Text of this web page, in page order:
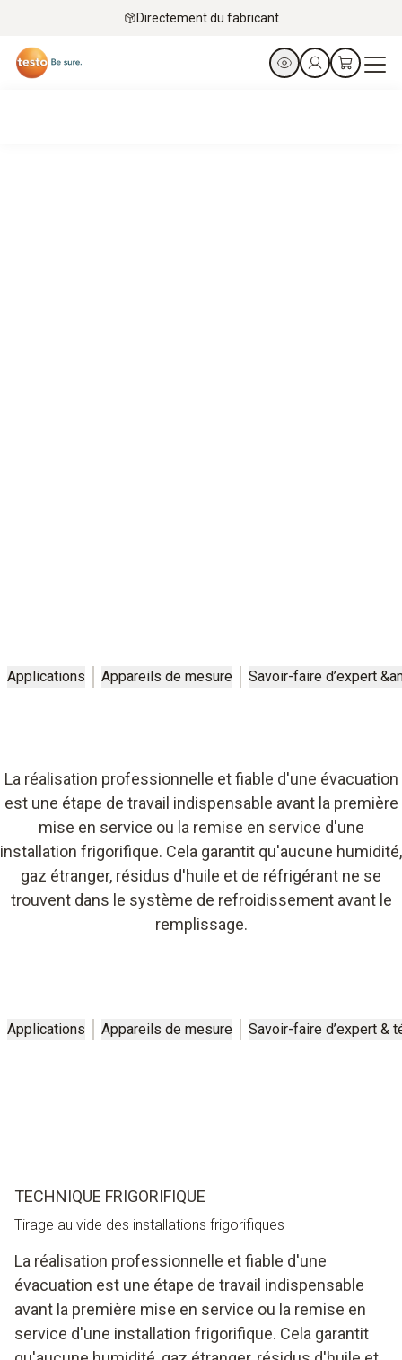
Directement du fabricant
Applications Appareils de mesure Savoir-faire d’expert
La réalisation professionnelle et fiable d'une évacuation
est une étape de travail indispensable avant la première
mise en service ou la remise en service d'une
installation frigorifique. Cela garantit qu'aucune humidité,
gaz étranger, résidus d'huile et de réfrigérant ne se
trouvent dans le système de refroidissement avant le
remplissage.
Applications Appareils de mesure Savoir-faire d’expert &
TECHNIQUE FRIGORIFIQUE
Tirage au vide des installations frigorifiques
La réalisation professionnelle et fiable d'une
évacuation est une étape de travail indispensable
avant la première mise en service ou la remise en
service d'une installation frigorifique. Cela garantit